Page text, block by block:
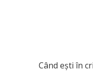
Când ești în